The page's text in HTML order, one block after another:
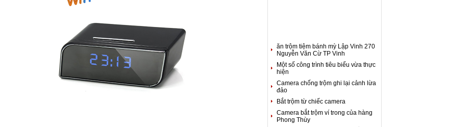
ăn trộm tiệm bánh mỳ Lập Vinh 270
Nguyễn Văn Cừ TP Vinh
Một số công trình tiêu biểu vừa thực
hiện
Camera chống trộm ghi lại cảnh lừa
đảo
Bắt trộm từ chiếc camera
Camera bắt trộm ví trong của hàng
Phong Thùy